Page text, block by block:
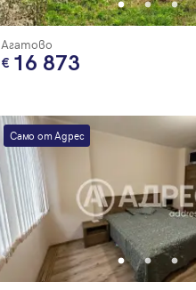
Агатово
16 873
Само от Адрес